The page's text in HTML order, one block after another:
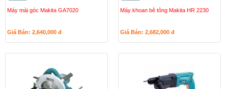
Máy mài góc Makita GA7020
Giá Bán: 2,640,000 đ
Máy khoan bê tông Makita HR 2230
Giá Bán: 2,682,000 đ